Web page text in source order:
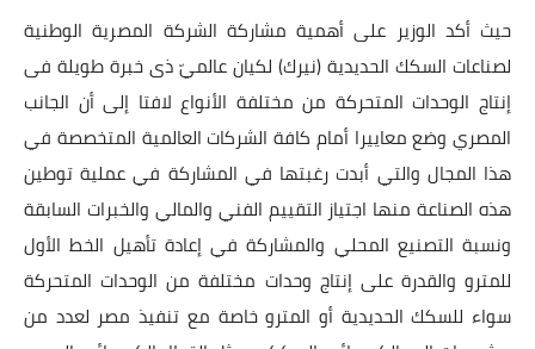
حيث أكد الوزير على أهمية مشاركة الشركة المصرية الوطنية
لصناعات السكك الحديدية (نيرك) لكيان عالميّ ذى خبرة طويلة فى
إنتاج الوحدات المتحركة من مختلفة الأنواع لافتا إلى أن الجانب
المصري وضع معاييرا أمام كافة الشركات العالمية المتخصصة في
هذا المجال والتي أبدت رغبتها في المشاركة في عملية توطين
هذه الصناعة منها اجتياز التقييم الفني والمالي والخبرات السابقة
ونسبة التصنيع المحلي والمشاركة في إعادة تأهيل الخط الأول
للمترو والقدرة على إنتاج وحدات مختلفة من الوحدات المتحركة
سواء للسكك الحديدية أو المترو خاصة مع تنفيذ مصر لعدد من